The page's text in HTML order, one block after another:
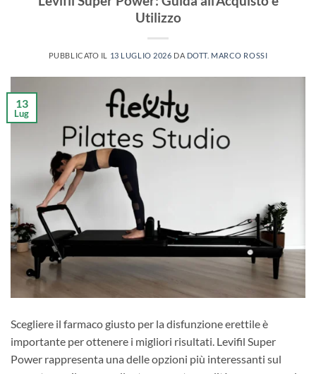
Utilizzo
PUBBLICATO IL 13 LUGLIO 2026 DA DOTT. MARCO ROSSI
13
Lug
Scegliere il farmaco giusto per la disfunzione erettile è
importante per ottenere i migliori risultati. Levifil Super
Power rappresenta una delle opzioni più interessanti sul